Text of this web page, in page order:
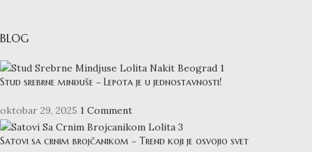
BLOG
Stud srebrne minđuše – Lepota je u jednostavnosti!
oktobar 29, 2025 1 Comment
Satovi sa crnim brojčanikom – Trend koji je osvojio svet